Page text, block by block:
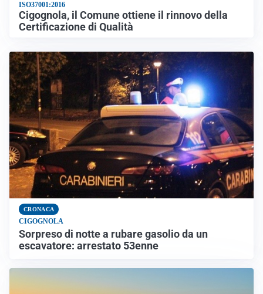
ISO37001:2016
Cigognola, il Comune ottiene il rinnovo della
Certificazione di Qualità
CRONACA
CIGOGNOLA
Sorpreso di notte a rubare gasolio da un
escavatore: arrestato 53enne